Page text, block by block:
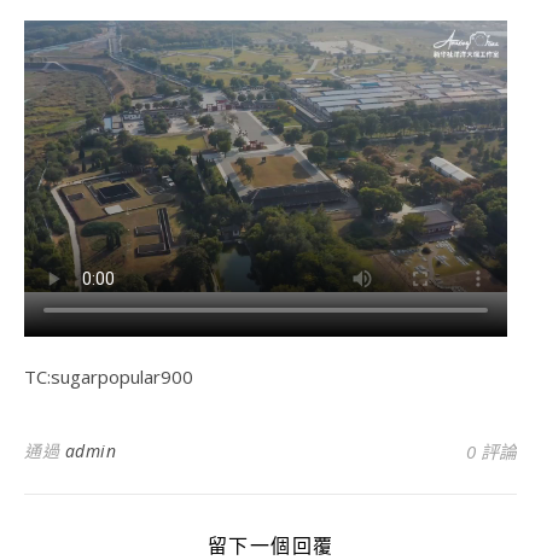
TC:sugarpopular900
通過 admin 0 評論
留下一個回覆